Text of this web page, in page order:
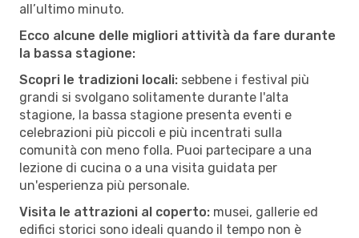
all’ultimo minuto.
Ecco alcune delle migliori attività da fare durante
la bassa stagione:
Scopri le tradizioni locali: sebbene i festival più
grandi si svolgano solitamente durante l'alta
stagione, la bassa stagione presenta eventi e
celebrazioni più piccoli e più incentrati sulla
comunità con meno folla. Puoi partecipare a una
lezione di cucina o a una visita guidata per
un'esperienza più personale.
Visita le attrazioni al coperto: musei, gallerie ed
edifici storici sono ideali quando il tempo non è